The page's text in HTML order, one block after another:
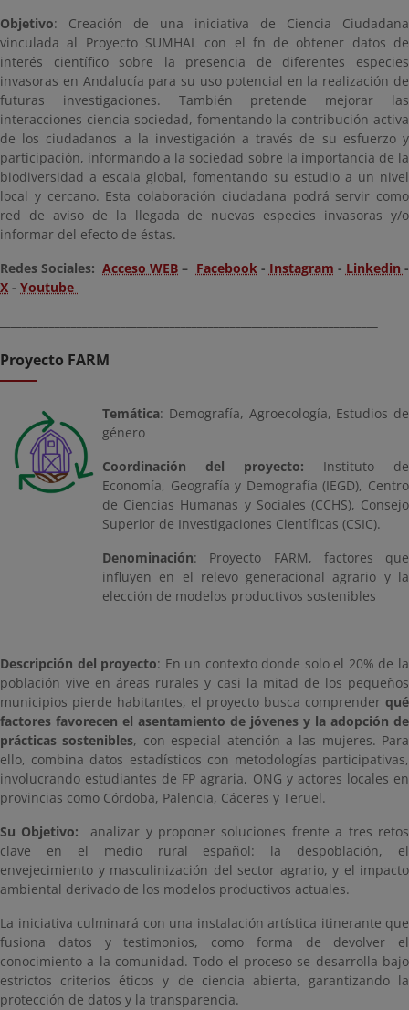
Objetivo: Creación de una iniciativa de Ciencia Ciudadana
vinculada al Proyecto SUMHAL con el fn de obtener datos de
interés científico sobre la presencia de diferentes especies
invasoras en Andalucía para su uso potencial en la realización de
futuras investigaciones. También pretende mejorar las
interacciones ciencia-sociedad, fomentando la contribución activa
de los ciudadanos a la investigación a través de su esfuerzo y
participación, informando a la sociedad sobre la importancia de la
biodiversidad a escala global, fomentando su estudio a un nivel
local y cercano. Esta colaboración ciudadana podrá servir como
red de aviso de la llegada de nuevas especies invasoras y/o
informar del efecto de éstas.
Redes Sociales: Acceso WEB – Facebook- Instagram - Linkedin-
X - Youtube
Proyecto FARM
Temática: Demografía, Agroecología, Estudios de
género
Coordinación del proyecto: Instituto de
Economía, Geografía y Demografía (IEGD), Centro
de Ciencias Humanas y Sociales (CCHS), Consejo
Superior de Investigaciones Científicas (CSIC).
Denominación: Proyecto FARM, factores que
influyen en el relevo generacional agrario y la
elección de modelos productivos sostenibles
Descripción del proyecto: En un contexto donde solo el 20% de la
población vive en áreas rurales y casi la mitad de los pequeños
municipios pierde habitantes, el proyecto busca comprender qué
factores favorecen el asentamiento de jóvenes y la adopción de
prácticas sostenibles, con especial atención a las mujeres. Para
ello, combina datos estadísticos con metodologías participativas,
involucrando estudiantes de FP agraria, ONG y actores locales en
provincias como Córdoba, Palencia, Cáceres y Teruel.
Su Objetivo:
analizar y proponer soluciones frente a tres retos
clave en el medio rural español: la despoblación, el
envejecimiento y masculinización del sector agrario, y el impacto
ambiental derivado de los modelos productivos actuales.
La iniciativa culminará con una instalación artística itinerante que
fusiona datos y testimonios, como forma de devolver el
conocimiento a la comunidad. Todo el proceso se desarrolla bajo
estrictos criterios éticos y de ciencia abierta, garantizando la
protección de datos y la transparencia.